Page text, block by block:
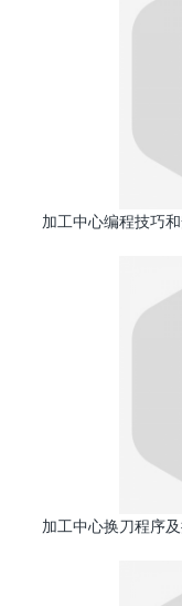
加工中心编程技巧
加工中心换刀程序